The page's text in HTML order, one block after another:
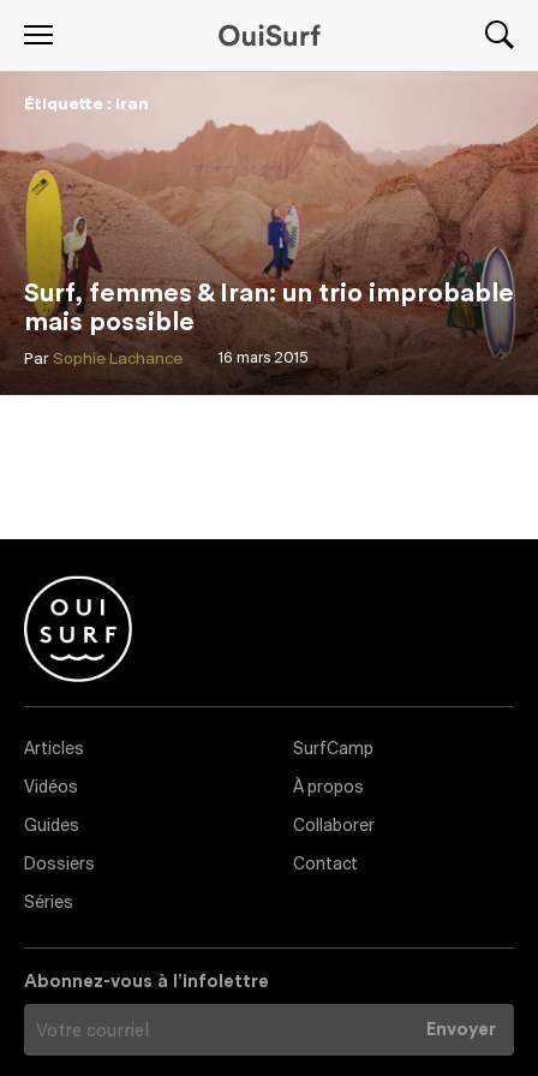
Étiquette : Iran
Surf, femmes & Iran: un trio improbable
mais possible
16 mars 2015
Par Sophie Lachance
Articles
Vidéos
Guides
Dossiers
Séries
SurfCamp
À propos
Collaborer
Contact
Abonnez-vous à l’infolettre